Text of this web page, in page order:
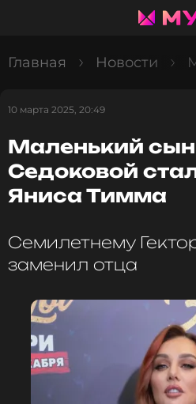
Главная Новости
10 марта 2025, 20:49
Маленький
Седоковой
Яниса Тимма
Семилетнему
заменил отца